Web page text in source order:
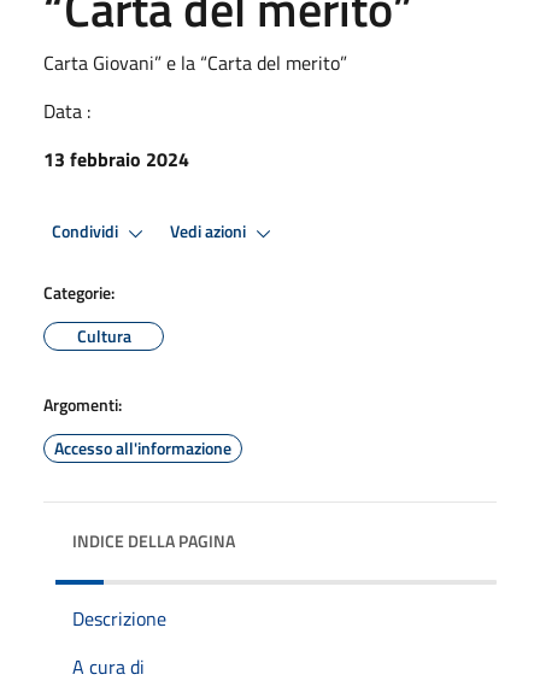
Carta Giovani” e la “Carta del merito”
Data :
13 febbraio 2024
Condividi Vedi azioni
Categorie:
Cultura
Argomenti:
Accesso all'informazione
INDICE DELLA PAGINA
Descrizione
A cura di